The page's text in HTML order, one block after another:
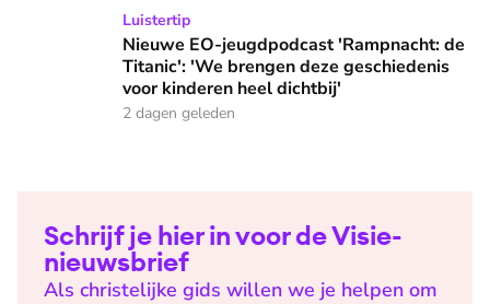
Nieuwe EO-jeugdpodcast 'Rampnacht: de Titanic': 'We
Luistertip
Nieuwe EO-jeugdpodcast 'Rampnacht: de
Titanic': 'We brengen deze geschiedenis
voor kinderen heel dichtbij'
2 dagen geleden
Schrijf je hier in voor de Visie-
nieuwsbrief
Als christelijke gids willen we je helpen om